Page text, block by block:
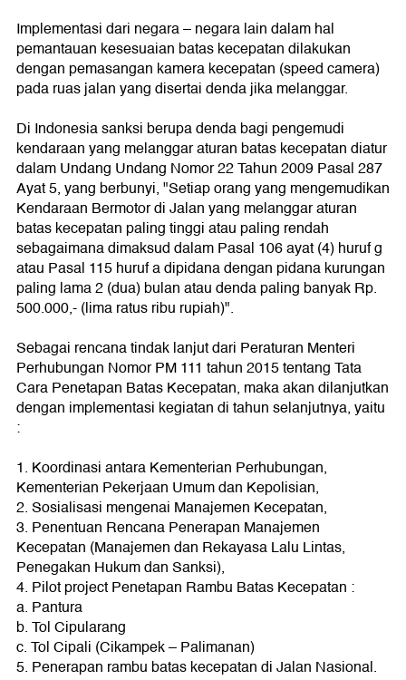
Implementasi dari negara – negara lain dalam hal
pemantauan kesesuaian batas kecepatan dilakukan
dengan pemasangan kamera kecepatan (speed camera)
pada ruas jalan yang disertai denda jika melanggar.
Di Indonesia sanksi berupa denda bagi pengemudi
kendaraan yang melanggar aturan batas kecepatan diatur
dalam Undang Undang Nomor 22 Tahun 2009 Pasal 287
Ayat 5, yang berbunyi, "Setiap orang yang mengemudikan
Kendaraan Bermotor di Jalan yang melanggar aturan
batas kecepatan paling tinggi atau paling rendah
sebagaimana dimaksud dalam Pasal 106 ayat (4) huruf g
atau Pasal 115 huruf a dipidana dengan pidana kurungan
paling lama 2 (dua) bulan atau denda paling banyak Rp.
500.000,- (lima ratus ribu rupiah)".
Sebagai rencana tindak lanjut dari Peraturan Menteri
Perhubungan Nomor PM 111 tahun 2015 tentang Tata
Cara Penetapan Batas Kecepatan, maka akan dilanjutkan
dengan implementasi kegiatan di tahun selanjutnya, yaitu
:
1. Koordinasi antara Kementerian Perhubungan,
Kementerian Pekerjaan Umum dan Kepolisian,
2. Sosialisasi mengenai Manajemen Kecepatan,
3. Penentuan Rencana Penerapan Manajemen
Kecepatan (Manajemen dan Rekayasa Lalu Lintas,
Penegakan Hukum dan Sanksi),
4. Pilot project Penetapan Rambu Batas Kecepatan :
a. Pantura
b. Tol Cipularang
c. Tol Cipali (Cikampek – Palimanan)
5. Penerapan rambu batas kecepatan di Jalan Nasional.